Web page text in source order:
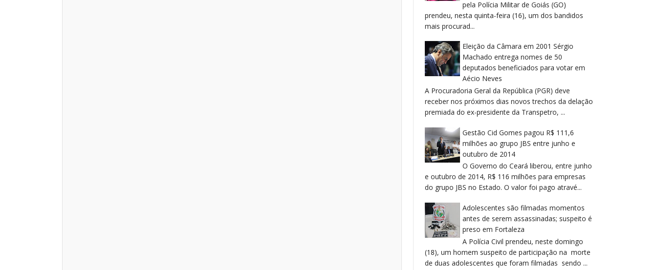
pela Polícia Militar de Goiás (GO)
prendeu, nesta quinta-feira (16), um dos bandidos
mais procurad...
Eleição da Câmara em 2001 Sérgio
Machado entrega nomes de 50
deputados beneficiados para votar em
Aécio Neves
A Procuradoria Geral da República (PGR) deve
receber nos próximos dias novos trechos da delação
premiada do ex-presidente da Transpetro, ...
Gestão Cid Gomes pagou R$ 111,6
milhões ao grupo JBS entre junho e
outubro de 2014
O Governo do Ceará liberou, entre junho
e outubro de 2014, R$ 116 milhões para empresas
do grupo JBS no Estado. O valor foi pago atravé...
Adolescentes são filmadas momentos
antes de serem assassinadas; suspeito é
preso em Fortaleza
A Polícia Civil prendeu, neste domingo
(18), um homem suspeito de participação na morte
de duas adolescentes que foram filmadas sendo ...